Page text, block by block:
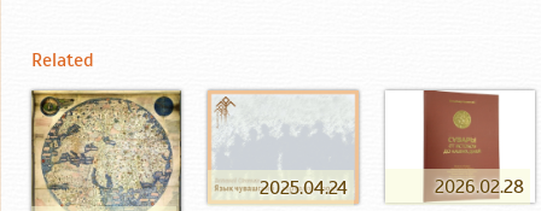
Related
2025.04.24 2026.02.28